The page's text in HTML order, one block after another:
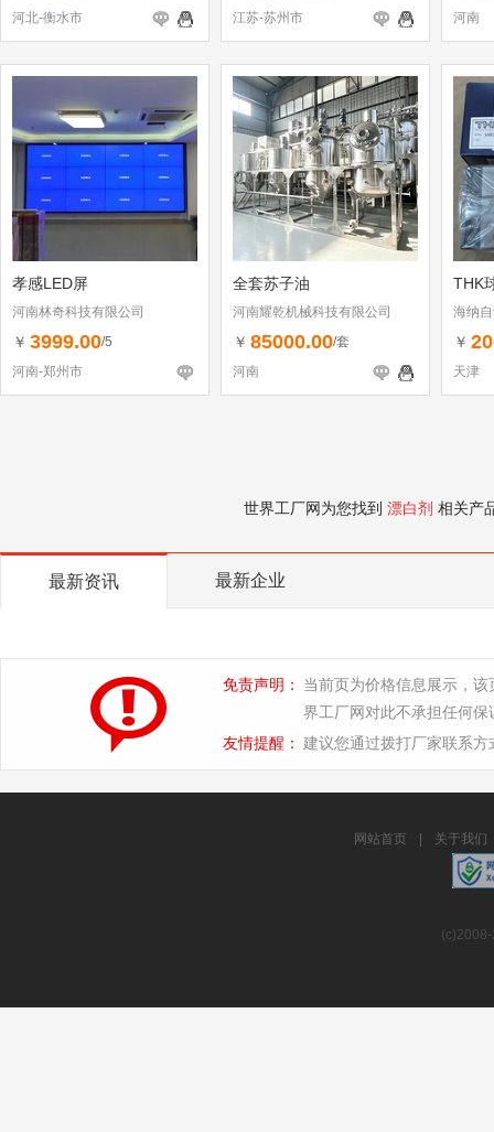
河北-衡水市
江苏-苏州市
河南
孝感LED屏
河南林奇科技有限公司
￥ 3999.00/5
河南-郑州市
全套苏子油
河南耀乾机械科技有限公司
￥ 85000.00/套
河南
THK
海纳
司
￥
天津
世界工厂网为您找到 漂白剂 相关产
最新资讯 最新企业
免责声明：
当前页为价格信息展示，
界工厂网对此不承担任何保
友情提醒： 建议您通过拨打厂家联系
网站首页 关于我们